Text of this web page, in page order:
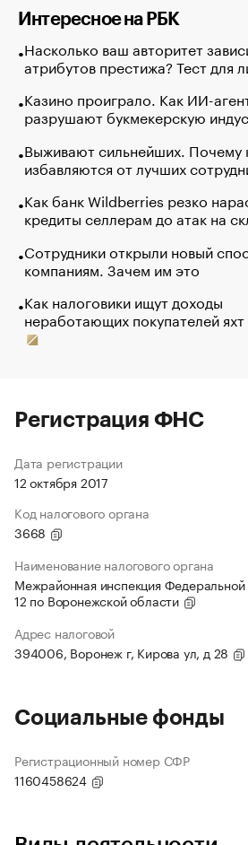
Интересное на РБК
Насколько ваш авторитет
атрибутов престижа? Тест для
Казино проиграло. Как ИИ-
разрушают букмекерскую
Выживают сильнейших. Почему
избавляются от лучших
Как банк Wildberries резко
кредиты селлерам до атак на
Сотрудники открыли новый
компаниям. Зачем им это
Как налоговики ищут доходы
неработающих покупателей яхт
Регистрация ФНС
Дата регистрации
12 октября 2017
Код налогового органа
3668
Наименование налогового органа
Межрайонная инспекция
12 по Воронежской области
Адрес налоговой
394006, Воронеж г, Кирова ул, д 28
Социальные фонды
Регистрационный номер СФР
1160458624